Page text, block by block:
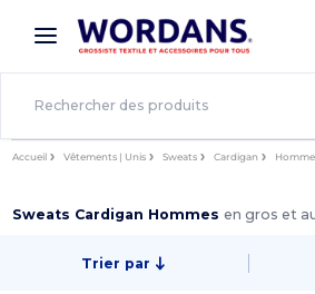
× Appli Wordans
Meilleurs prix sur l’app !
Accueil Vêtements | Unis Sweats Cardigan
Sweats Cardigan Hommesen gros et
Trier par